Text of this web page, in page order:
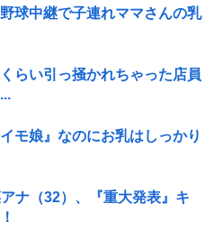
球中継で子連れママさんの乳
らい引っ掻かれちゃった店員
モ娘』なのにお乳はしっかり
ナ（32）、『重大発表』キ